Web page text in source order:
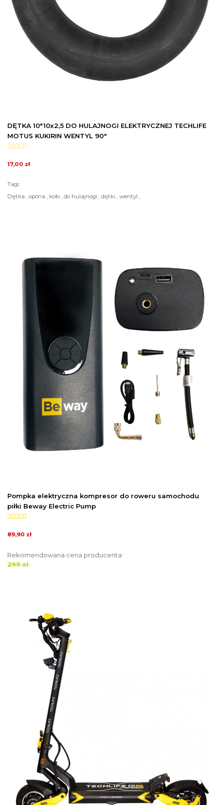
DĘTKA 10"10x2,5 DO HULAJNOGI ELEKTRYCZNEJ TECHLIFE
MOTUS KUKIRIN WENTYL 90°
17,00 zł
Tagi:
Dętka , opona , koło , do hulajnogi , dętki , wentyl ,
Pompka elektryczna kompresor do roweru samochodu
piłki Beway Electric Pump
89,90 zł
Rekomendowana cena producenta:
299 zł